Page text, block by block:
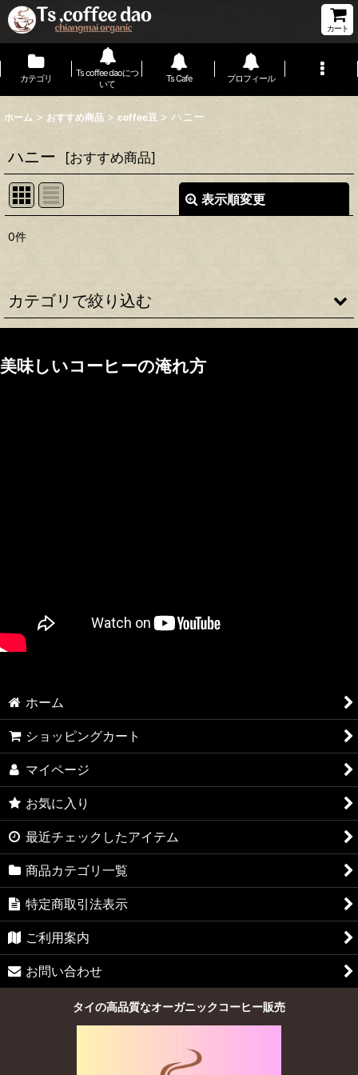
カート
カテゴリ
Ts coffee daoにつ
いて
Ts Cafe プロフィール
ホーム > おすすめ商品 > coffee豆 > ハニー
ハニー [おすすめ商品]
表示順変更
表示数
並び順 :
絞り込む
0件
カテゴリで絞り込む
美味しいコーヒーの淹れ方
ホーム
ショッピングカート
マイページ
お気に入り
最近チェックしたアイテム
商品カテゴリ一覧
特定商取引法表示
ご利用案内
お問い合わせ
タイの高品質なオーガニックコーヒー販売